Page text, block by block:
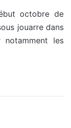
octobre de
jouarre dans
les